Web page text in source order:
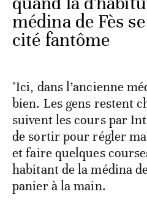
médina de Fès
cité fantôme
"Ici, dans l’ancienne
bien. Les gens restent
suivent les cours par
de sortir pour régler
et faire quelques
habitant de la médina
panier à la main.